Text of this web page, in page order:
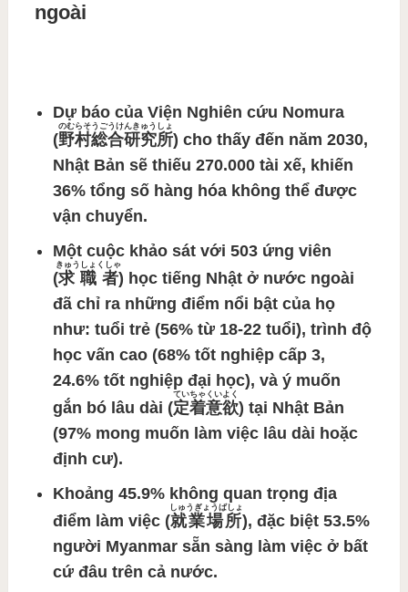
ngoài
Dự báo của Viện Nghiên cứu Nomura
(野村総合研究所
のむらそうごうけんきゅうしょ
) cho thấy đến năm 2030,
Nhật Bản sẽ thiếu 270.000 tài xế, khiến
36% tổng số hàng hóa không thể được
vận chuyển.
Một cuộc khảo sát với 503 ứng viên
(求職者
きゅうしょくしゃ
) học tiếng Nhật ở nước ngoài
đã chỉ ra những điểm nổi bật của họ
như: tuổi trẻ (56% từ 18-22 tuổi), trình độ
học vấn cao (68% tốt nghiệp cấp 3,
24.6% tốt nghiệp đại học), và ý muốn
gắn bó lâu dài (定着意欲
ていちゃくいよく
) tại Nhật Bản
(97% mong muốn làm việc lâu dài hoặc
định cư).
Khoảng 45.9% không quan trọng địa
điểm làm việc (就業場所
しゅうぎょうばしょ
), đặc biệt 53.5%
người Myanmar sẵn sàng làm việc ở bất
cứ đâu trên cả nước.